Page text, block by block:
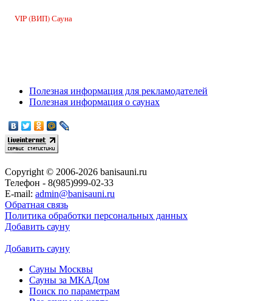
VIP (ВИП) Сауна
Полезная информация для рекламодателей
Полезная информация о саунах
Copyright © 2006-2026 banisauni.ru
Телефон - 8(985)999-02-33
E-mail: admin@banisauni.ru
Обратная связь
Политика обработки персональных данных
Добавить сауну
Добавить сауну
Сауны Москвы
Сауны за МКАДом
Поиск по параметрам